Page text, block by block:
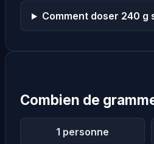
Comment doser 240 g
Combien de
1 personne